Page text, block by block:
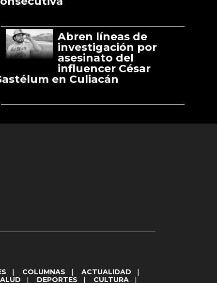
Abren líneas de
investigación por
asesinato del
influencer César
en Culiacán
| COLUMNAS | ACTUALIDAD |
| DEPORTES | CULTURA|